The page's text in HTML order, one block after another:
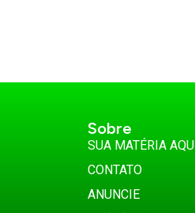
Sobre
SUA MATÉRIA AQUI
CONTATO
ANUNCIE